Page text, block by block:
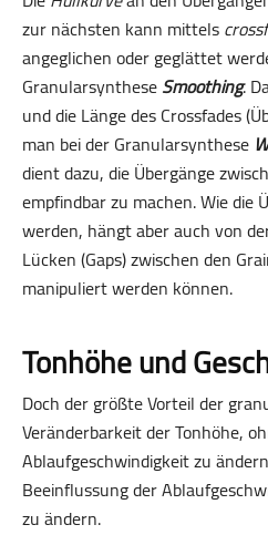
zur nächsten kann mittels
angeglichen oder geglättet
GranularsyntheseSmoothing.
und die Länge des Crossfades
man bei der Granular­synthese
dient dazu, die Übergänge
empfind­bar zu machen. Wie die
werden, hängt aber auch von
Lücken (Gaps) zwischen den
manipuliert werden können.
Tonhöhe und
Doch der größte Vorteil der
Veränderbarkeit der Tonhöhe,
Ablaufgeschwindigkeit zu
Beeinflussung der
zu ändern.